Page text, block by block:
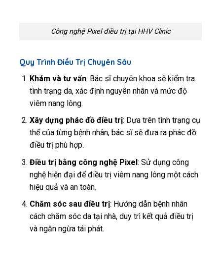
Công nghệ Pixel điều trị tại HHV Clinic
Quy Trình Điều Trị Chuyên Sâu
Khám và tư vấn: Bác sĩ chuyên khoa sẽ kiểm tra
tình trạng da, xác định nguyên nhân và mức độ
viêm nang lông.
Xây dựng phác đồ điều trị: Dựa trên tình trạng cụ
thể của từng bệnh nhân, bác sĩ sẽ đưa ra phác đồ
điều trị phù hợp.
Điều trị bằng công nghệ Pixel: Sử dụng công
nghệ hiện đại để điều trị viêm nang lông một cách
hiệu quả và an toàn.
Chăm sóc sau điều trị: Hướng dẫn bệnh nhân
cách chăm sóc da tại nhà, duy trì kết quả điều trị
và ngăn ngừa tái phát.